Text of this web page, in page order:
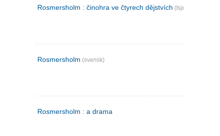
Rosmersholm : činohra ve čtyrech dějstvích (tsjekkisk)
Rosmersholm (svensk)
Rosmersholm : a drama